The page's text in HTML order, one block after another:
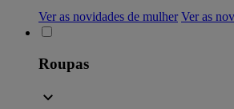
Ver as novidades de mulher Ver as
Roupas